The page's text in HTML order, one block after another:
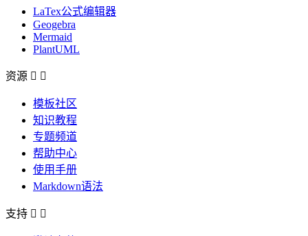
LaTex公式编辑器
Geogebra
Mermaid
PlantUML
资源  
模板社区
知识教程
专题频道
帮助中心
使用手册
Markdown语法
支持  